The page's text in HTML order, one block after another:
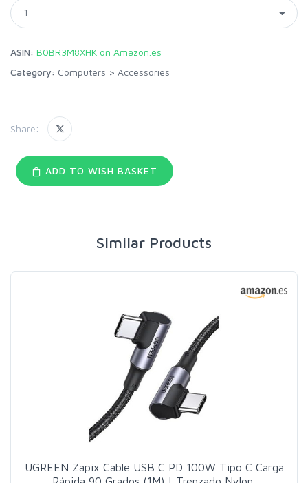
ASIN: B0BR3M8XHK on Amazon.es
Category: Computers > Accessories
Share:
ADD TO WISH BASKET
Similar Products
UGREEN Zapix Cable USB C PD 100W Tipo C Carga